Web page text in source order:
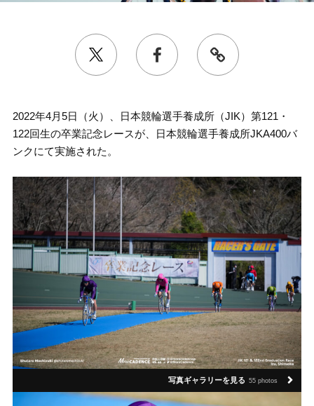
2022年4月5日（火）、日本競輪選手養成所（JIK）第121・
122回生の卒業記念レースが、日本競輪選手養成所JKA400バ
ンクにて実施された。
写真ギャラリーを見る 55 photos